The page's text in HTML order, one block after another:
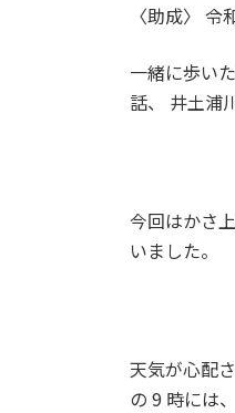
〈助成〉
一緒に歩い
話、 井土浦
今回はかさ
いました。
天気が心配
の 9 時には